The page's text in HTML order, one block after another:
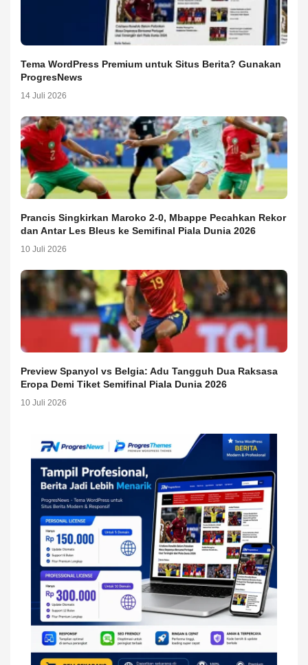
Tema WordPress Premium untuk Situs Berita? Gunakan
ProgresNews
14 Juli 2026
Prancis Singkirkan Maroko 2-0, Mbappe Pecahkan Rekor
dan Antar Les Bleus ke Semifinal Piala Dunia 2026
10 Juli 2026
Preview Spanyol vs Belgia: Adu Tangguh Dua Raksasa
Eropa Demi Tiket Semifinal Piala Dunia 2026
10 Juli 2026